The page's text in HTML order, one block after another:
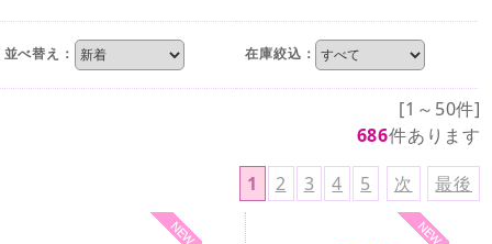
並べ替え： 在庫絞込：
[1～50件]
686件あります
1
2 3 4 5 次 最後